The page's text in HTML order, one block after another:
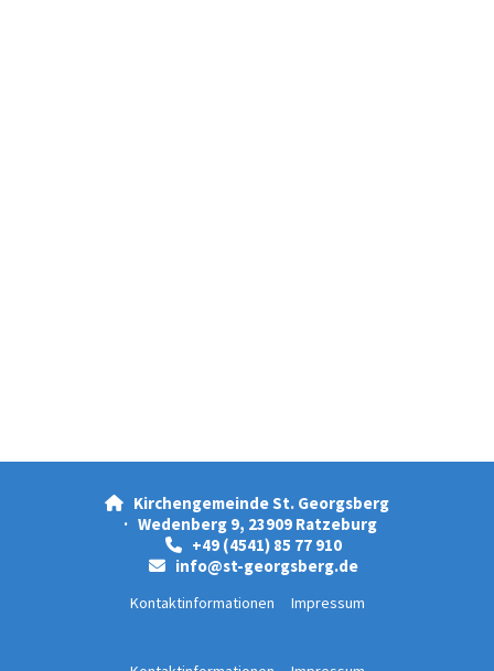

Kirchengemeinde St. Georgsberg
· Wedenberg 9, 23909 Ratzeburg
 +49 (4541) 85 77 910
 info@st-georgsberg.de
Kontaktinformationen Impressum